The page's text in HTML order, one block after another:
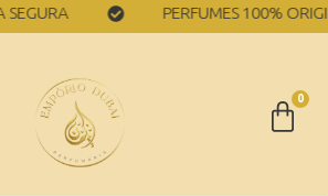
PERFUMES 100% ORIGINAIS
0